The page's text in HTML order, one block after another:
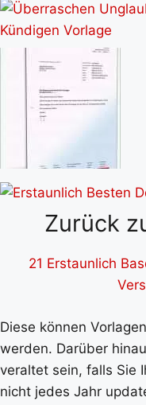
Zurück
21 Erstaunlich
Diese können
werden. Darüber
veraltet sein, falls Sie
nicht jedes Jahr